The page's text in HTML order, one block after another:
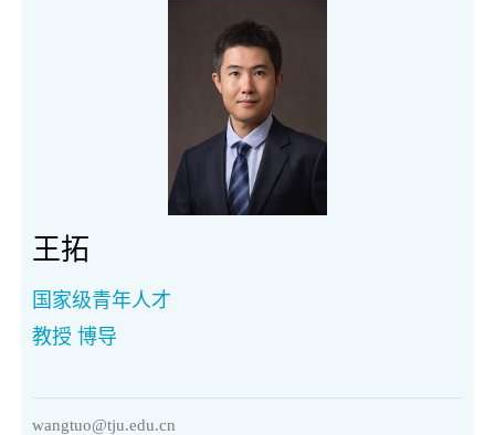
王拓
国家级青年人才
教授 博导
wangtuo@tju.edu.cn